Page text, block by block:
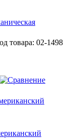
товара: 02-1498